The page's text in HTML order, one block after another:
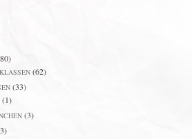
(62)
(33)
(1)
(3)